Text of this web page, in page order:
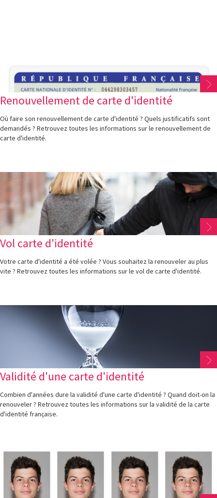
Renouvellement de carte d'identité
Où faire son renouvellement de carte d'identité ? Quels justificatifs sont
demandés ? Retrouvez toutes les informations sur le renouvellement de
carte d'identité.
Vol carte d'identité
Votre carte d'identité a été volée ? Vous souhaitez la renouveler au plus
vite ? Retrouvez toutes les informations sur le vol de carte d'identité.
Validité d'une carte d'identité
Combien d'années dure la validité d'une carte d'identité ? Quand doit-on la
renouveler ? Retrouvez toutes les informations sur la validité de la carte
d'identité française.